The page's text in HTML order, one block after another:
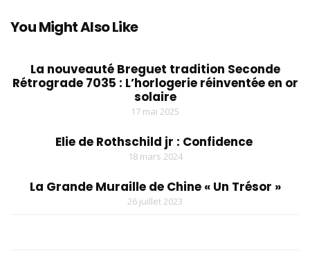
You Might Also Like
La nouveauté Breguet tradition Seconde
Rétrograde 7035 : L’horlogerie réinventée en or
solaire
17 mai 2025
Elie de Rothschild jr : Confidence
18 mars 2024
La Grande Muraille de Chine « Un Trésor »
26 juillet 2023